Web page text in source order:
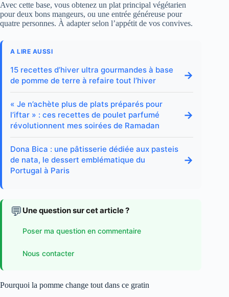
Avec cette base, vous obtenez un plat principal végétarien
pour deux bons mangeurs, ou une entrée généreuse pour
quatre personnes. À adapter selon l’appétit de vos convives.
A LIRE AUSSI
15 recettes d’hiver ultra gourmandes à base
de pomme de terre à refaire tout l’hiver
→
« Je n’achète plus de plats préparés pour
l’iftar » : ces recettes de poulet parfumé
révolutionnent mes soirées de Ramadan
→
Dona Bica : une pâtisserie dédiée aux pasteis
de nata, le dessert emblématique du
Portugal à Paris
→
💬 Une question sur cet article ?
Poser ma question en commentaire
Nous contacter
Pourquoi la pomme change tout dans ce gratin